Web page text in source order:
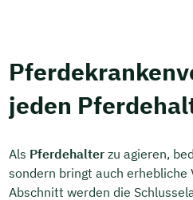
jeden
Als Pferdehalter zu agieren,
sondern bringt auch
Abschnitt werden die